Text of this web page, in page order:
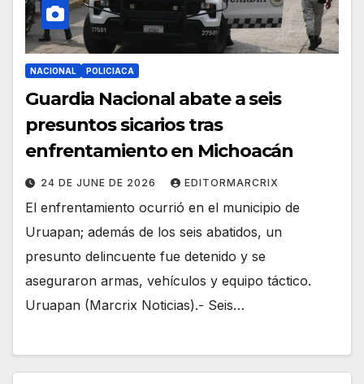
NACIONAL POLICIACA
Guardia Nacional abate a seis
presuntos sicarios tras
enfrentamiento en Michoacán
24 DE JUNE DE 2026 EDITORMARCRIX
El enfrentamiento ocurrió en el municipio de
Uruapan; además de los seis abatidos, un
presunto delincuente fue detenido y se
aseguraron armas, vehículos y equipo táctico.
Uruapan (Marcrix Noticias).- Seis…